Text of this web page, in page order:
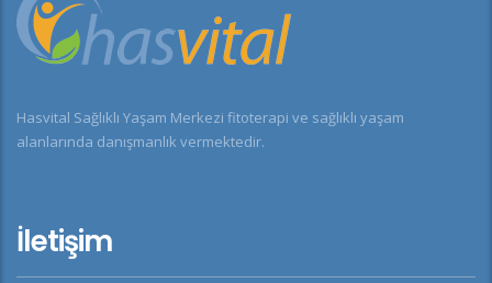
Hasvital Sağlıklı Yaşam Merkezi fitoterapi ve sağlıklı yaşam
alanlarında danışmanlık vermektedir.
İletişim